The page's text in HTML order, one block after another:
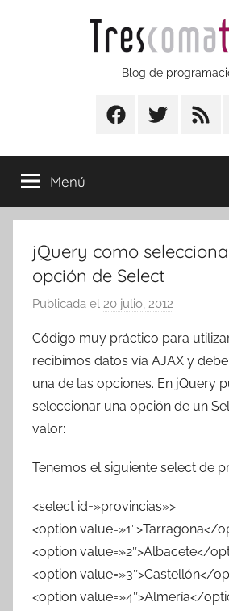
Trescomatres
Blog de
FacebookTwitter RSS
Menú
jQuery como
opción de Select
Publicada el 20 julio, 2012
r
T
r
e
o
t
r
e
s
Código muy práctico para
recibimos datos vía AJAX y
una de las opciones. En jQuery
seleccionar una opción de un
valor:
Tenemos el siguiente select de
<select id=»provincias»>
<option value=»1″>Tarragona</
<option value=»2″>Albacete</
<option value=»3″>Castellón</
<option value=»4″>Almería</